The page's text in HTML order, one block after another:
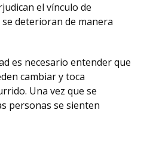
el vínculo de
deterioran de manera
es necesario entender que
cambiar y toca
Una vez que se
personas se sienten